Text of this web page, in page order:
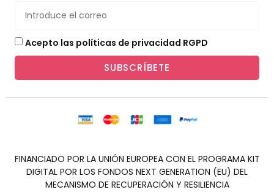
Acepto las políticas de privacidad RGPD
SUBSCRÍBETE
FINANCIADO POR LA UNIÓN EUROPEA CON EL PROGRAMA KIT
DIGITAL POR LOS FONDOS NEXT GENERATION (EU) DEL
MECANISMO DE RECUPERACIÓN Y RESILIENCIA